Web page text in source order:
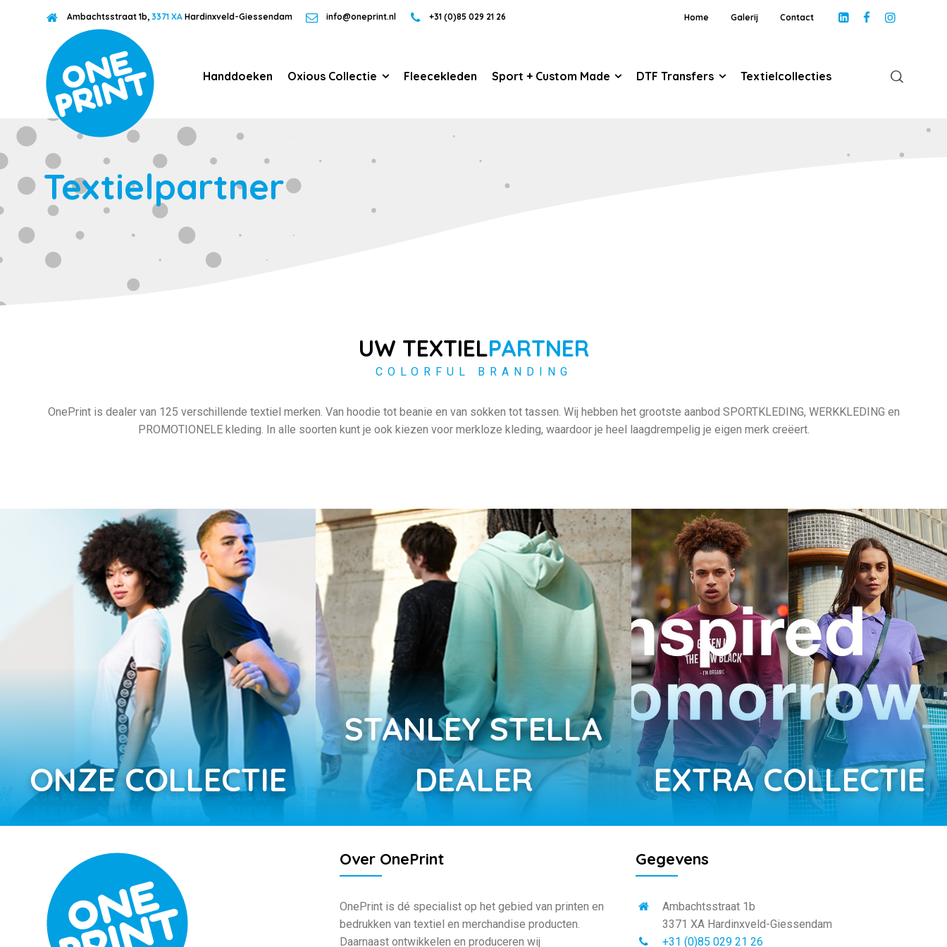
Ambachtsstraat 1b,3371 XA Hardinxveld-Giessendam info@oneprint.nl +31 (0)85 029 21 26 Home Galerij Contact
Handdoeken Oxious Collectie Fleecekleden Sport + Custom Made DTF Transfers Textielcollecties
Textielpartner
UW TEXTIELPARTNER
COLORFUL BRANDING
OnePrint is dealer van 125 verschillende textiel merken. Van hoodie tot beanie en van sokken tot tassen. Wij hebben het grootste aanbod SPORTKLEDING, WERKKLEDING en
PROMOTIONELE kleding. In alle soorten kunt je ook kiezen voor merkloze kleding, waardoor je heel laagdrempelig je eigen merk creëert.
ONZE COLLECTIE
STANLEY STELLA
DEALER
EXTRA COLLECTIE
Over OnePrint
OnePrint is dé specialist op het gebied van printen en
bedrukken van textiel en merchandise producten.
Daarnaast ontwikkelen en produceren wij
Gegevens
Ambachtsstraat 1b
3371 XA Hardinxveld-Giessendam
+31 (0)85 029 21 26